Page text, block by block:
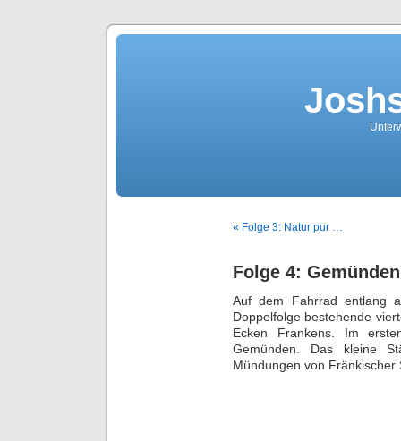
« Folge 3: Natur pur …
Folge 4: Gemünden
Auf dem Fahrrad entlang
Doppelfolge bestehende
Ecken Frankens. Im
Gemünden. Das kleine
Mündungen von